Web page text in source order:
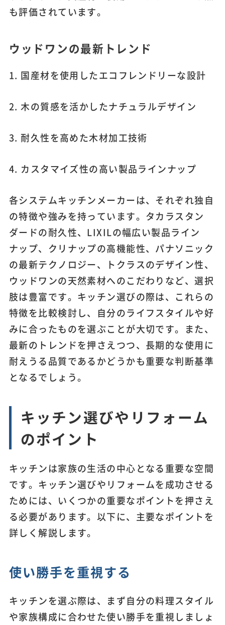
も評価されています。
ウッドワンの最新トレンド
1. 国産材を使用したエコフレンドリーな設計
2. 木の質感を活かしたナチュラルデザイン
3. 耐久性を高めた木材加工技術
4. カスタマイズ性の高い製品ラインナップ
各システムキッチンメーカーは、それぞれ独自
の特徴や強みを持っています。タカラスタン
ダードの耐久性、LIXILの幅広い製品ライン
ナップ、クリナップの高機能性、パナソニック
の最新テクノロジー、トクラスのデザイン性、
ウッドワンの天然素材へのこだわりなど、選択
肢は豊富です。キッチン選びの際は、これらの
特徴を比較検討し、自分のライフスタイルや好
みに合ったものを選ぶことが大切です。また、
最新のトレンドを押さえつつ、長期的な使用に
耐えうる品質であるかどうかも重要な判断基準
となるでしょう。
キッチン選びやリフォーム
のポイント
キッチンは家族の生活の中心となる重要な空間
です。キッチン選びやリフォームを成功させる
ためには、いくつかの重要なポイントを押さえ
る必要があります。以下に、主要なポイントを
詳しく解説します。
使い勝手を重視する
キッチンを選ぶ際は、まず自分の料理スタイル
や家族構成に合わせた使い勝手を重視しましょ